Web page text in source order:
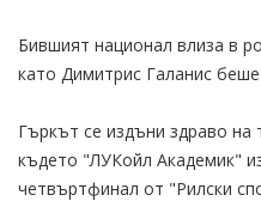
Бившият национал влиза в
като Димитрис Галанис
Гъркът се издъни здраво на
където "ЛУКойл Академик"
четвъртфинал от "Рилски